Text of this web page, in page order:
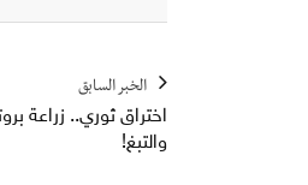
الخبر السابق
اختراق ثوري.. زراعة
والتبغ!